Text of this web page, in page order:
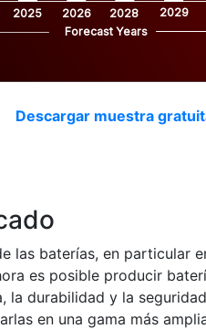
2025 2026 2028 2029
Forecast Years
Descargar muestra
las baterías, en particular
es posible producir
la durabilidad y la
en una gama más